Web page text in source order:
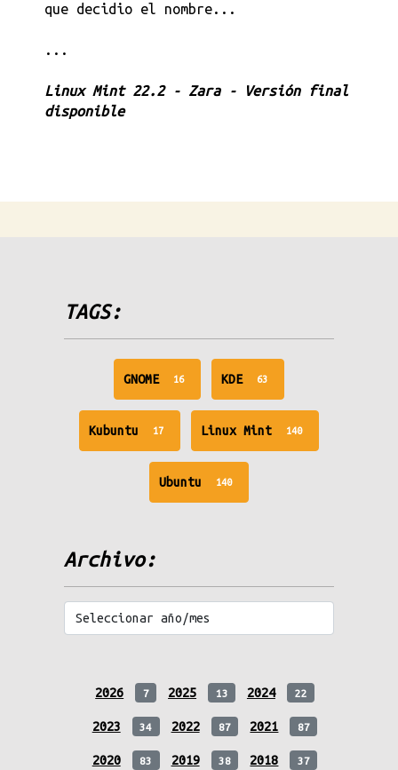
que decidio el nombre...
...
Linux Mint 22.2 - Zara - Versión final
disponible
TAGS:
GNOME 16
unread
messages
KDE 63
messages
Kubuntu 17
unread
messages
Linux Mint 140
messages
Ubuntu 140
messages
Archivo:
2026 7 2025 13 2024 22
2023 34 2022 87 2021 87
2020 83 2019 38 2018 37